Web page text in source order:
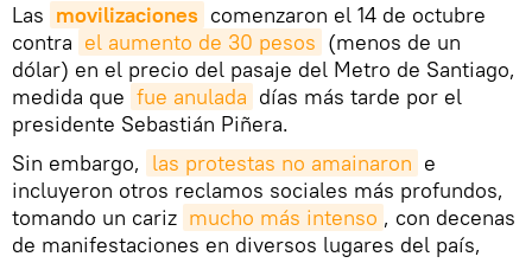
Las movilizaciones comenzaron el 14 de octubre
contra el aumento de 30 pesos (menos de un
dólar) en el precio del pasaje del Metro de Santiago,
medida que fue anulada días más tarde por el
presidente Sebastián Piñera.
Sin embargo, las protestas no amainaron e
incluyeron otros reclamos sociales más profundos,
tomando un cariz mucho más intenso , con decenas
de manifestaciones en diversos lugares del país,